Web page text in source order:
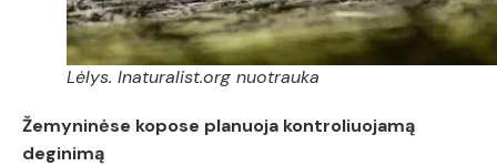
Lėlys. Inaturalist.org nuotrauka
Žemyninėse kopose planuoja kontroliuojamą
deginimą